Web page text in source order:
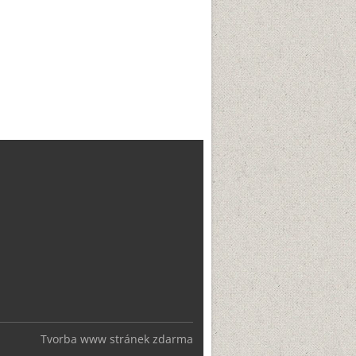
Tvorba www stránek zdarma